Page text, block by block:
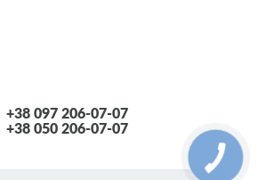
+38 097 206-07-07
+38 050 206-07-07